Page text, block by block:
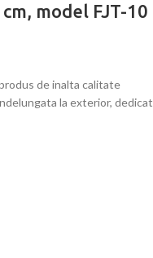
model FJT-10
de inalta calitate
la exterior, dedicat